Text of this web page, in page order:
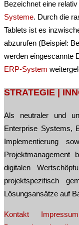
Bezeichnet eine
Systeme. Durch die
Tablets ist es
abzurufen (Beispiel:
werden eingescannte
ERP-System
Post
STRATEGIE |
Als neutraler und
Enterprise Systems,
Implementierung
Projektmanagement
digitalen
projektspezifisch
Lösungsansätze auf
Kontakt Impressum